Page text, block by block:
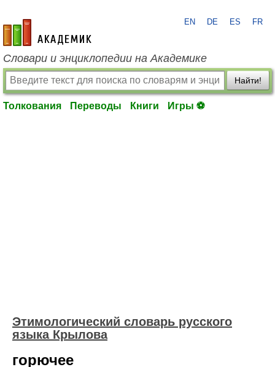
academic.ru
EN DE ES FR
Словари и энциклопедии на Академике
Найти!
Толкования Переводы Книги Игры ⚽
Этимологический словарь русского
языка Крылова
горючее